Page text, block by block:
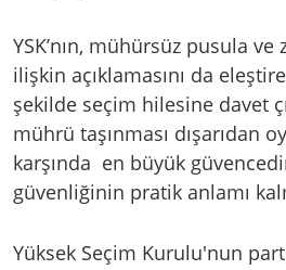
YSK’nın, mühürsüz pusula ve
ilişkin açıklamasını da
şekilde seçim hilesine davet
mührü taşınması dışarıdan
karşında en büyük
güvenliğinin pratik anlamı
Yüksek Seçim Kurulu'nun